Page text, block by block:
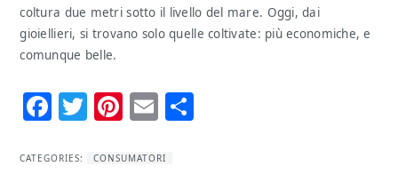
coltura due metri sotto il livello del mare. Oggi, dai
gioiellieri, si trovano solo quelle coltivate: più economiche, e
comunque belle.
Facebook
Twitter
Pinterest
Email
CATEGORIES: CONSUMATORI